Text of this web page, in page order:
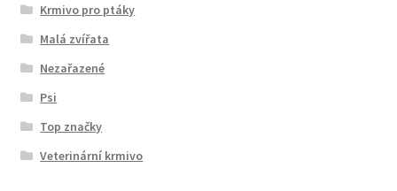
Krmivo pro ptáky
Malá zvířata
Nezařazené
Psi
Top značky
Veterinární krmivo